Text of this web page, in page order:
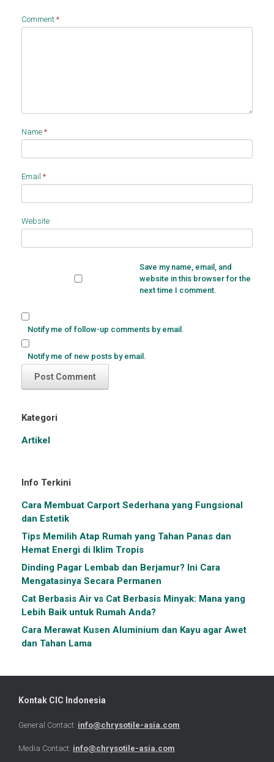
Comment *
Name *
Email *
Website
Save my name, email, and
website in this browser for the
next time I comment.
Notify me of follow-up comments by email.
Notify me of new posts by email.
Kategori
Artikel
Info Terkini
Cara Membuat Carport Sederhana yang Fungsional
dan Estetik
Tips Memilih Atap Rumah yang Tahan Panas dan
Hemat Energi di Iklim Tropis
Dinding Pagar Lembab dan Berjamur? Ini Cara
Mengatasinya Secara Permanen
Cat Berbasis Air vs Cat Berbasis Minyak: Mana yang
Lebih Baik untuk Rumah Anda?
Cara Merawat Kusen Aluminium dan Kayu agar Awet
dan Tahan Lama
Kontak CIC Indonesia
General Contact: info@chrysotile-asia.com
Media Contact: info@chrysotile-asia.com